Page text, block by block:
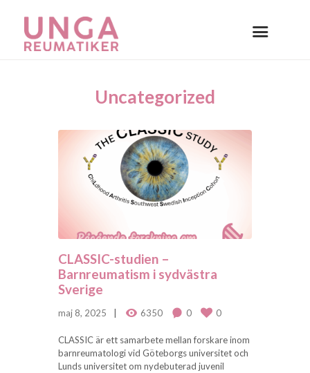
Uncategorized
CLASSIC-studien –
Barnreumatism i sydvästra
Sverige
maj 8, 2025 6350 0 0
CLASSIC är ett samarbete mellan forskare inom
barnreumatologi vid Göteborgs universitet och
Lunds universitet om nydebuterad juvenil